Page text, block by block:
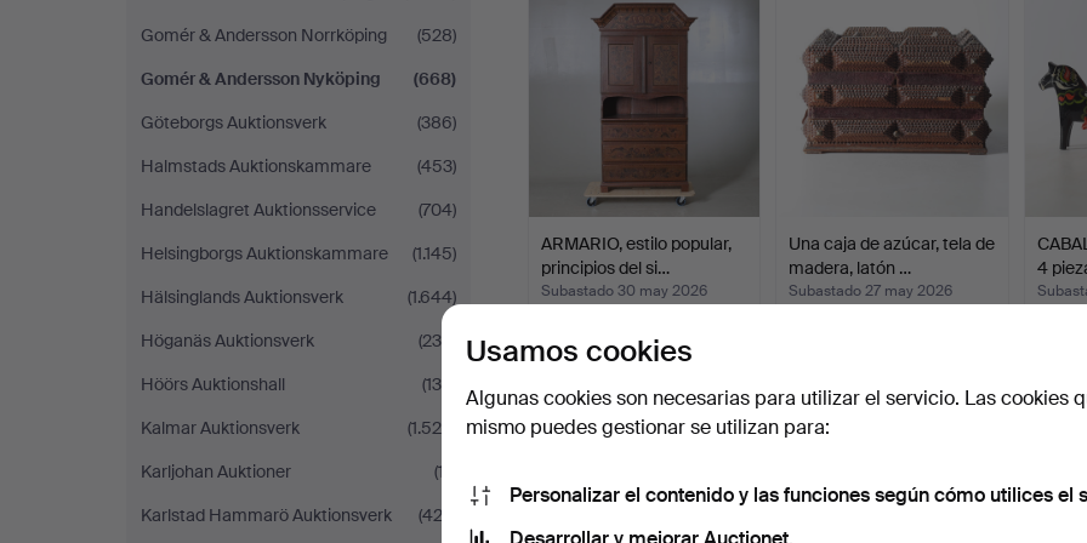
Gomér & Andersson Norrköping
(528)
Gomér & Andersson Nyköping
(668)
Göteborgs Auktionsverk
(386)
Halmstads Auktionskammare
(453)
Handelslagret Auktionsservice
(704)
Helsingborgs Auktionskammare
(1.145)
Hälsinglands Auktionsverk
(1.644)
Höganäs Auktionsverk
(235)
Höörs Auktionshall
(130)
Kalmar Auktionsverk
(1.529)
Karljohan Auktioner
(17)
Karlstad Hammarö Auktionsverk
(422)
ARMARIO, estilo popular,
principios del si…
Subastado 30 may 2026
32 USD
Una caja de azúcar, tela de
madera, latón …
Subastado 27 may 2026
4
Usamos cookies
Algunas cookies son necesarias para utilizar el servicio. Las cookies
mismo puedes gestionar se utilizan para:
Personalizar el contenido y las funciones según cómo utilices el